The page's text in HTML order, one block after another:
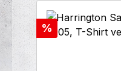
Rabatt
%